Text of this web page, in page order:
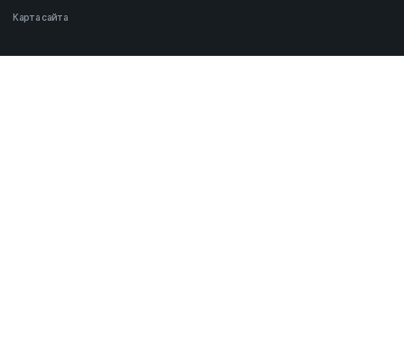
Карта сайта